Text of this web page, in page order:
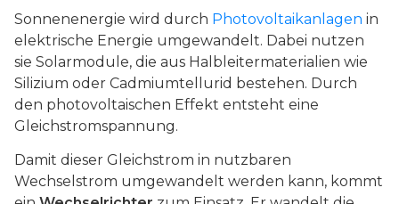
Sonnenenergie wird durch Photovoltaikanlagen in
elektrische Energie umgewandelt. Dabei nutzen
sie Solarmodule, die aus Halbleitermaterialien wie
Silizium oder Cadmiumtellurid bestehen. Durch
den photovoltaischen Effekt entsteht eine
Gleichstromspannung.
Damit dieser Gleichstrom in nutzbaren
Wechselstrom umgewandelt werden kann, kommt